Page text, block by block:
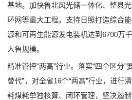
基地。加快鲁北风光储一体化、整县
环网等重大工程。支持日照打造综合
源和可再生能源发电装机达到6700万
入鲁规模。
精准管控“两高”行业。落实“四个区分”
替代”，对全省16个“两高”行业，进行
耗煤耗单独核算、闭环管理，坚决遏